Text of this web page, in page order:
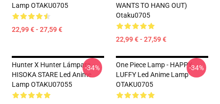
Lamp OTAKU0705
22,99 € - 27,59 €
WANTS TO HANG OUT)
Otaku0705
22,99 € - 27,59 €
Hunter X Hunter Lámpara -
HISOKA STARE Led Anime
Lamp OTAKU07055
-34%
One Piece Lamp - HAPPY
LUFFY Led Anime Lamp
OTAKU0705
-34%